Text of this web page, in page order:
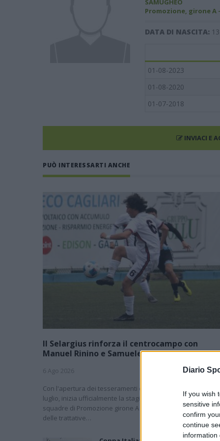
Diario
If you wish
sensitive
confirm
continue
information
SAMUGHEO
Promozione, girone A
DATA DI NASCITA:
01-08-2023
01-08-2020
01-07-2018
INVIACI E
PUÒ INTERESSARTI ANCHE
Il Selargius rinforza il centrocampo con
Manuel Rinino e Samuele Vacca
6 Ago 2026
Con l'apertura dei tesseramenti dei calciatori a partire dall'1
luglio, inizia ufficialmente la stagione 2026-27 e per le
squadre di Promozione girone A arrivano anche le chiusure
delle trattative…